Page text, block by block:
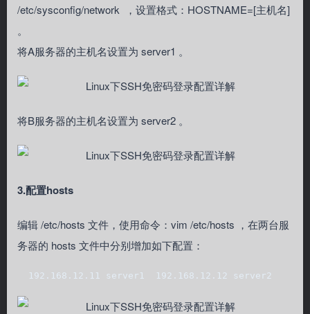
/etc/sysconfig/network ，设置格式：HOSTNAME=[主机名]
。
将A服务器的主机名设置为 server1 。
将B服务器的主机名设置为 server2 。
3.配置hosts
编辑 /etc/hosts 文件，使用命令：vim /etc/hosts ，在两台服
务器的 hosts 文件中分别增加如下配置：
  192.168.12.11 server1  192.168.12.12 server2